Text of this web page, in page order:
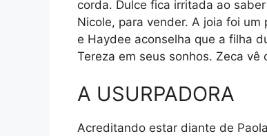
corda. Dulce fica irritada ao
Nicole, para vender. A joia foi
e Haydee aconselha que a filha
Tereza em seus sonhos. Zeca
A USURPADORA
Acreditando estar diante de